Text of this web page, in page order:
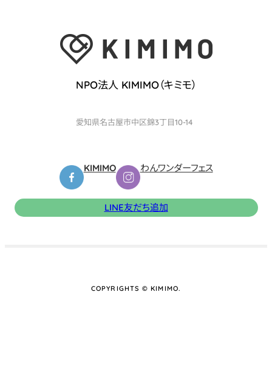
NPO法人 KIMIMO（キミモ）
愛知県名古屋市中区錦3丁目10-14
KIMIMO わんワンダーフェス
LINE友だち追加
COPYRIGHTS © KIMIMO.